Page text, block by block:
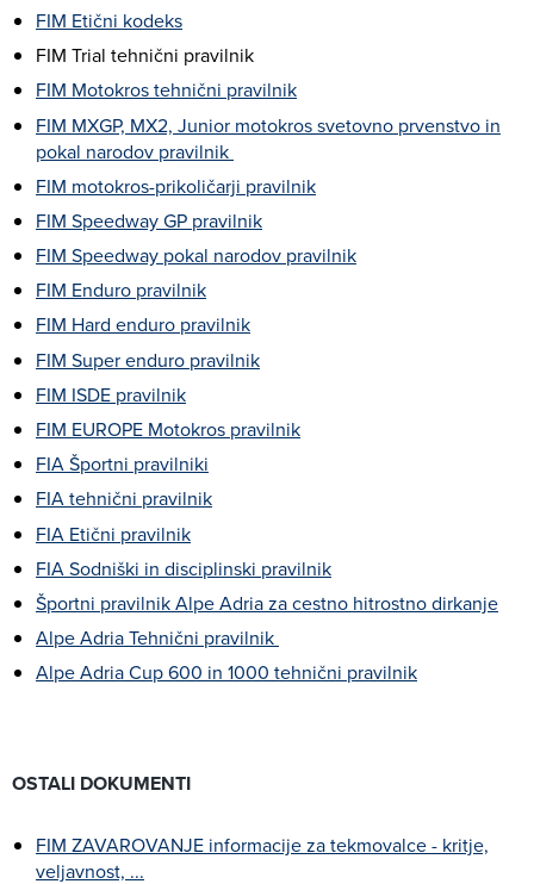
FIM Etični kodeks
FIM Trial tehnični pravilnik
FIM Motokros tehnični pravilnik
FIM MXGP, MX2, Junior motokros svetovno prvenstvo in
pokal narodov pravilnik
FIM motokros-prikoličarji pravilnik
FIM Speedway GP pravilnik
FIM Speedway pokal narodov pravilnik
FIM Enduro pravilnik
FIM Hard enduro pravilnik
FIM Super enduro pravilnik
FIM ISDE pravilnik
FIM EUROPE Motokros pravilnik
FIA Športni pravilniki
FIA tehnični pravilnik
FIA Etični pravilnik
FIA Sodniški in disciplinski pravilnik
Športni pravilnik Alpe Adria za cestno hitrostno dirkanje
Alpe Adria Tehnični pravilnik
Alpe Adria Cup 600 in 1000 tehnični pravilnik
OSTALI DOKUMENTI
FIM ZAVAROVANJE informacije za tekmovalce - kritje,
veljavnost, ...